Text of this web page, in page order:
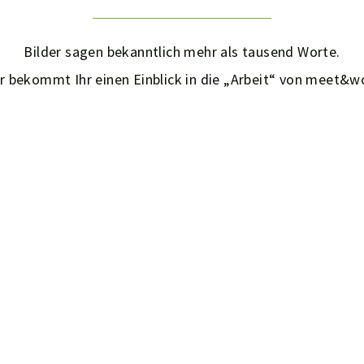
Bilder sagen bekanntlich mehr als tausend Worte.
bekommt Ihr einen Einblick in die „Arbeit“ von